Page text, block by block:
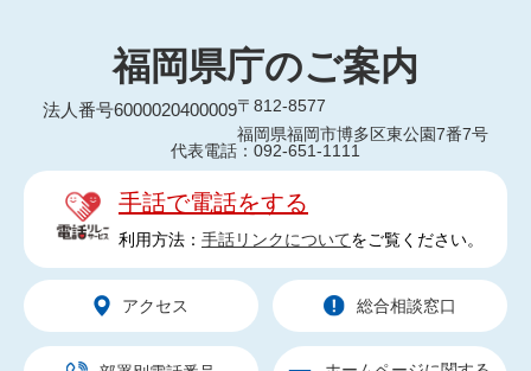
福岡県庁のご案内
法人番号6000020400009〒812-8577
福岡県福岡市博多区東公園7番7号
代表電話：092-651-1111
手話で電話をする
利用方法： 手話リンクについてをご覧ください。
アクセス 総合相談窓口